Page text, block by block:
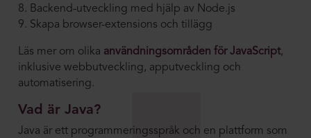
8. Backend-utveckling med hjälp av Node.js
9. Skapa browser-extensions och tillägg
Läs mer om olika användningsområden för JavaScript,
inklusive webbutveckling, apputveckling och
automatisering.
Vad är Java?
Java är ett programmeringsspråk och en plattform som